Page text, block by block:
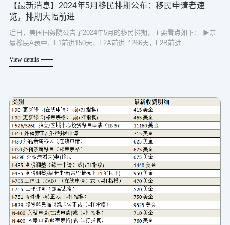
【最新消息】2024年5月移民排期公布：移民申请者速
览，排期大幅前进
近日，美国国务院公告了2024年5月的移民排期，主要看点如下： ▶亲
属移民A表中，F1前进150天，F2A前进了266天，F2B前进...
View details